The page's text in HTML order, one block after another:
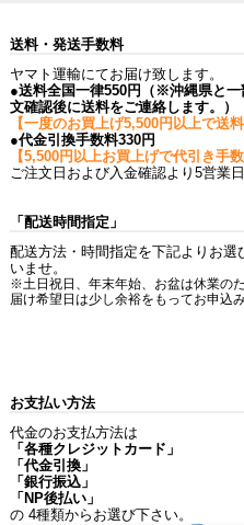
送料・発送手数料
ヤマト運輸にてお届け致します。
●送料全国一律550円（※沖縄県と
文確認後に送料をご連絡します。）
【一度のお買上げ5,500円以上で送料
●代金引換手数料330円
【5,500円以上お買上げで代引き手数
ご注文日および入金確認より5営業
「配送時間指定」
配送方法・時間指定を下記よりお
いませ。
※土日祝日、年末年始、お盆は休業の
届け希望日は少し余裕をもってお申込み
お支払い方法
代金のお支払方法は
「各種クレジットカード」
「代金引換」
「銀行振込」
「NP後払い」
の 4種類からお選び下さい。